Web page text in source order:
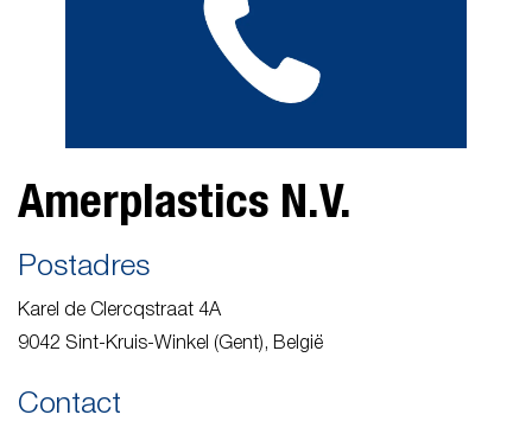
Amerplastics N.V.
Postadres
Karel de Clercqstraat 4A
9042 Sint-Kruis-Winkel (Gent), België
Contact